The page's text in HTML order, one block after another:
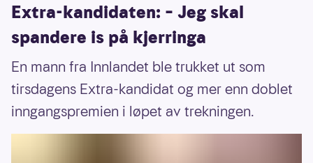
Extra-kandidaten: – Jeg skal
spandere is på kjerringa
En mann fra Innlandet ble trukket ut som
tirsdagens Extra-kandidat og mer enn doblet
inngangspremien i løpet av trekningen.